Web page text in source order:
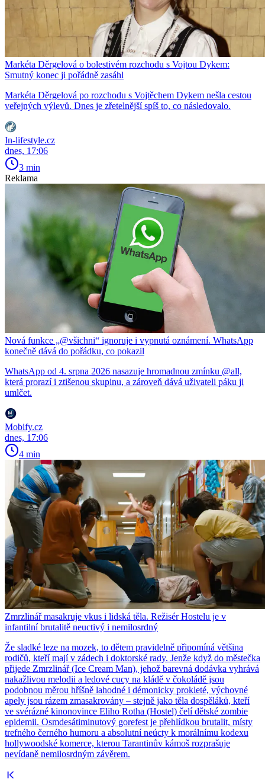
Markéta Děrgelová o bolestivém rozchodu s Vojtou Dykem:
Smutný konec ji pořádně zasáhl
Markéta Děrgelová po rozchodu s Vojtěchem Dykem nešla cestou
veřejných výlevů. Dnes je zřetelnější spíš to, co následovalo.
In-lifestyle.cz
dnes, 17:06
3 min
Reklama
Nová funkce „@všichni“ ignoruje i vypnutá oznámení. WhatsApp
konečně dává do pořádku, co pokazil
WhatsApp od 4. srpna 2026 nasazuje hromadnou zmínku @all,
která prorazí i ztišenou skupinu, a zároveň dává uživateli páku ji
umlčet.
Mobify.cz
dnes, 17:06
4 min
Zmrzlinář masakruje vkus i lidská těla. Režisér Hostelu je v
infantilní brutalitě neuctivý i nemilosrdný
Že sladké leze na mozek, to dětem pravidelně připomíná většina
rodičů, kteří mají v zádech i doktorské rady. Jenže když do městečka
přijede Zmrzlinář (Ice Cream Man), jehož barevná dodávka vyhrává
nakažlivou melodii a ledové cucy na kládě v čokoládě jsou
podobnou měrou hříšně lahodné i démonicky prokleté, výchovné
apely jsou rázem zmasakrovány – stejně jako těla dospěláků, kteří
ve svérázné kinonovince Eliho Rotha (Hostel) čelí dětské zombie
epidemii. Osmdesátiminutový gorefest je přehlídkou brutalit, místy
trefného černého humoru a absolutní neúcty k morálnímu kodexu
hollywoodské komerce, kterou Tarantinův kámoš rozprašuje
nevídaně nemilosrdným závěrem.